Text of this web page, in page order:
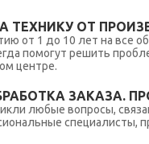
ТЕХНИКУ ОТ
от 1 до 10 лет на все
помогут решить
центре.
ЗАКАЗА.
любые вопросы,
специалисты,